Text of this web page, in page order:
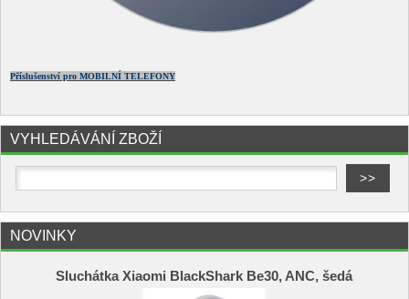
Příslušenství pro MOBILNÍ TELEFONY
VYHLEDÁVÁNÍ ZBOŽÍ
NOVINKY
Sluchátka Xiaomi BlackShark Be30, ANC, šedá